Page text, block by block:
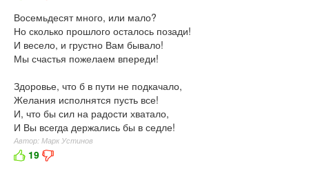
Восемьдесят много, или мало?
Но сколько прошлого осталось позади!
И весело, и грустно Вам бывало!
Мы счастья пожелаем впереди!
Здоровье, что б в пути не подкачало,
Желания исполнятся пусть все!
И, что бы сил на радости хватало,
И Вы всегда держались бы в седле!
Автор: Марк Устинов
19